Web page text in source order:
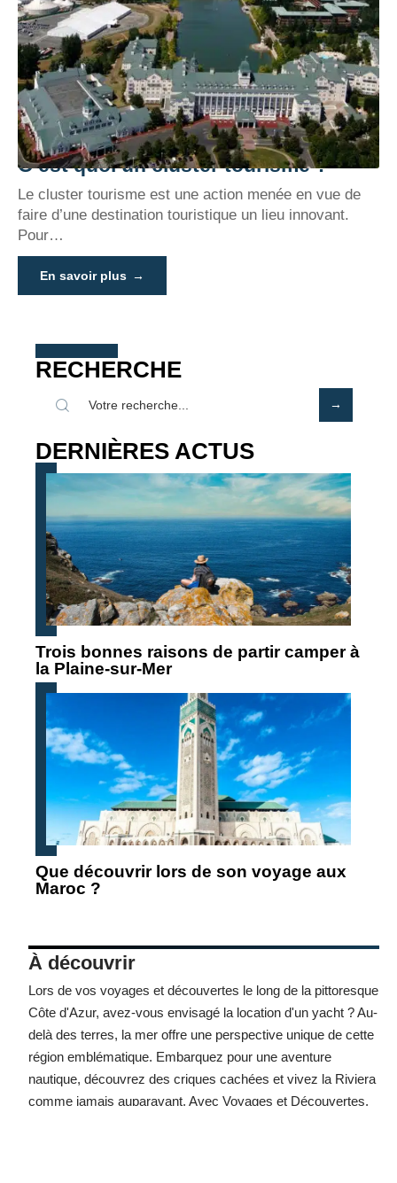
C’est quoi un cluster tourisme ?
Le cluster tourisme est une action menée en vue de
faire d’une destination touristique un lieu innovant.
Pour…
En savoir plus
RECHERCHE
DERNIÈRES ACTUS
Trois bonnes raisons de partir camper à
la Plaine-sur-Mer
Que découvrir lors de son voyage aux
Maroc ?
À découvrir
Lors de vos voyages et découvertes le long de la pittoresque
Côte d'Azur, avez-vous envisagé la location d'un yacht ? Au-
delà des terres, la mer offre une perspective unique de cette
région emblématique. Embarquez pour une aventure
nautique, découvrez des criques cachées et vivez la Riviera
comme jamais auparavant. Avec Voyages et Découvertes,